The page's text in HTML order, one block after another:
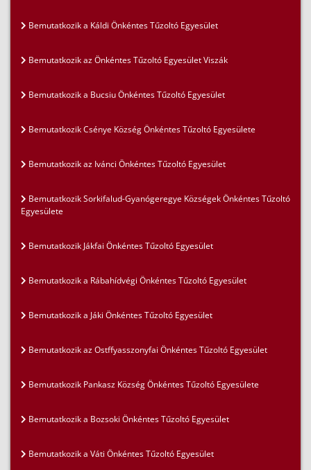
Bemutatkozik a Káldi Önkéntes Tűzoltó Egyesület
Bemutatkozik az Önkéntes Tűzoltó Egyesület Viszák
Bemutatkozik a Bucsiu Önkéntes Tűzoltó Egyesület
Bemutatkozik Csénye Község Önkéntes Tűzoltó Egyesülete
Bemutatkozik az Ivánci Önkéntes Tűzoltó Egyesület
Bemutatkozik Sorkifalud-Gyanógeregye Községek Önkéntes Tűzoltó
Egyesülete
Bemutatkozik Jákfai Önkéntes Tűzoltó Egyesület
Bemutatkozik a Rábahídvégi Önkéntes Tűzoltó Egyesület
Bemutatkozik a Jáki Önkéntes Tűzoltó Egyesület
Bemutatkozik az Ostffyasszonyfai Önkéntes Tűzoltó Egyesület
Bemutatkozik Pankasz Község Önkéntes Tűzoltó Egyesülete
Bemutatkozik a Bozsoki Önkéntes Tűzoltó Egyesület
Bemutatkozik a Váti Önkéntes Tűzoltó Egyesület